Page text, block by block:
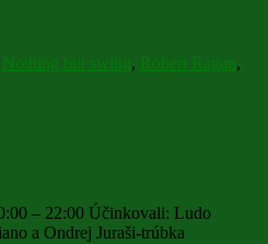
Nothing but swing, Robert Ragan,
– 22:00 Účinkovali: Ludo
a Ondrej Juraši-trúbka